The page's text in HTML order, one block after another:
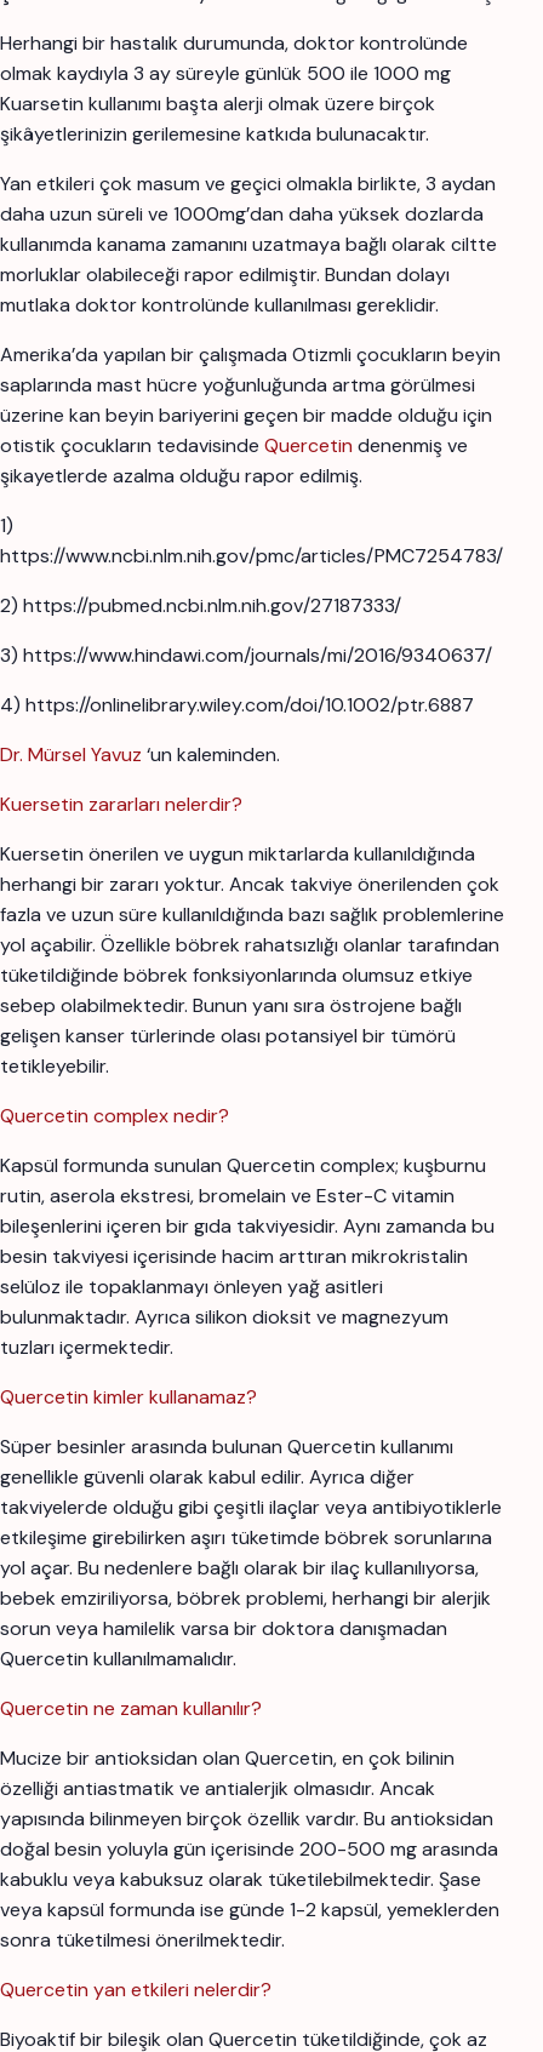
Herhangi bir hastalık durumunda, doktor kontrolünde
olmak kaydıyla 3 ay süreyle günlük 500 ile 1000 mg
Kuarsetin kullanımı başta alerji olmak üzere birçok
şikâyetlerinizin gerilemesine katkıda bulunacaktır.
Yan etkileri çok masum ve geçici olmakla birlikte, 3 aydan
daha uzun süreli ve 1000mg’dan daha yüksek dozlarda
kullanımda kanama zamanını uzatmaya bağlı olarak ciltte
morluklar olabileceği rapor edilmiştir. Bundan dolayı
mutlaka doktor kontrolünde kullanılması gereklidir.
Amerika’da yapılan bir çalışmada Otizmli çocukların beyin
saplarında mast hücre yoğunluğunda artma görülmesi
üzerine kan beyin bariyerini geçen bir madde olduğu için
otistik çocukların tedavisinde Quercetin denenmiş ve
şikayetlerde azalma olduğu rapor edilmiş.
1)
https://www.ncbi.nlm.nih.gov/pmc/articles/PMC7254783/
2) https://pubmed.ncbi.nlm.nih.gov/27187333/
3) https://www.hindawi.com/journals/mi/2016/9340637/
4) https://onlinelibrary.wiley.com/doi/10.1002/ptr.6887
Dr. Mürsel Yavuz ‘un kaleminden.
Kuersetin zararları nelerdir?
Kuersetin önerilen ve uygun miktarlarda kullanıldığında
herhangi bir zararı yoktur. Ancak takviye önerilenden çok
fazla ve uzun süre kullanıldığında bazı sağlık problemlerine
yol açabilir. Özellikle böbrek rahatsızlığı olanlar tarafından
tüketildiğinde böbrek fonksiyonlarında olumsuz etkiye
sebep olabilmektedir. Bunun yanı sıra östrojene bağlı
gelişen kanser türlerinde olası potansiyel bir tümörü
tetikleyebilir.
Quercetin complex nedir?
Kapsül formunda sunulan Quercetin complex; kuşburnu
rutin, aserola ekstresi, bromelain ve Ester-C vitamin
bileşenlerini içeren bir gıda takviyesidir. Aynı zamanda bu
besin takviyesi içerisinde hacim arttıran mikrokristalin
selüloz ile topaklanmayı önleyen yağ asitleri
bulunmaktadır. Ayrıca silikon dioksit ve magnezyum
tuzları içermektedir.
Quercetin kimler kullanamaz?
Süper besinler arasında bulunan Quercetin kullanımı
genellikle güvenli olarak kabul edilir. Ayrıca diğer
takviyelerde olduğu gibi çeşitli ilaçlar veya antibiyotiklerle
etkileşime girebilirken aşırı tüketimde böbrek sorunlarına
yol açar. Bu nedenlere bağlı olarak bir ilaç kullanılıyorsa,
bebek emziriliyorsa, böbrek problemi, herhangi bir alerjik
sorun veya hamilelik varsa bir doktora danışmadan
Quercetin kullanılmamalıdır.
Quercetin ne zaman kullanılır?
Mucize bir antioksidan olan Quercetin, en çok bilinin
özelliği antiastmatik ve antialerjik olmasıdır. Ancak
yapısında bilinmeyen birçok özellik vardır. Bu antioksidan
doğal besin yoluyla gün içerisinde 200-500 mg arasında
kabuklu veya kabuksuz olarak tüketilebilmektedir. Şase
veya kapsül formunda ise günde 1-2 kapsül, yemeklerden
sonra tüketilmesi önerilmektedir.
Quercetin yan etkileri nelerdir?
Biyoaktif bir bileşik olan Quercetin tüketildiğinde, çok az